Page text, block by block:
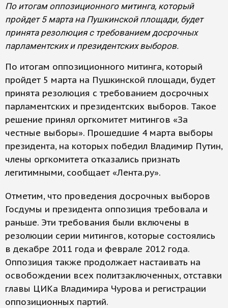
По итогам оппозиционного митинга, который
пройдет 5 марта на Пушкинской площади, будет
принята резолюция с требованием досрочных
парламентских и президентских выборов.
По итогам оппозиционного митинга, который
пройдет 5 марта на Пушкинской площади, будет
принята резолюция с требованием досрочных
парламентских и президентских выборов. Такое
решение принял оргкомитет митингов «За
честные выборы». Прошедшие 4 марта выборы
президента, на которых победил Владимир Путин,
члены оргкомитета отказались признать
легитимными, сообщает «Лента.ру».
Отметим, что проведения досрочных выборов
Госдумы и президента оппозиция требовала и
раньше. Эти требования были включены в
резолюции серии митингов, которые состоялись
в декабре 2011 года и феврале 2012 года.
Оппозиция также продолжает настаивать на
освобождении всех политзаключенных, отставки
главы ЦИКа Владимира Чурова и регистрации
оппозиционных партий.